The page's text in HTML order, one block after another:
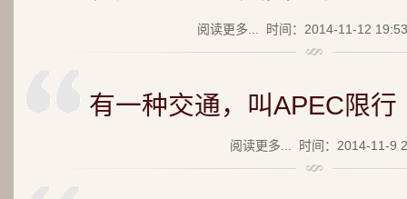
阅读更多... 时间：2014-11-12
有一种交通，叫APEC限行
阅读更多... 时间：2014-11-9